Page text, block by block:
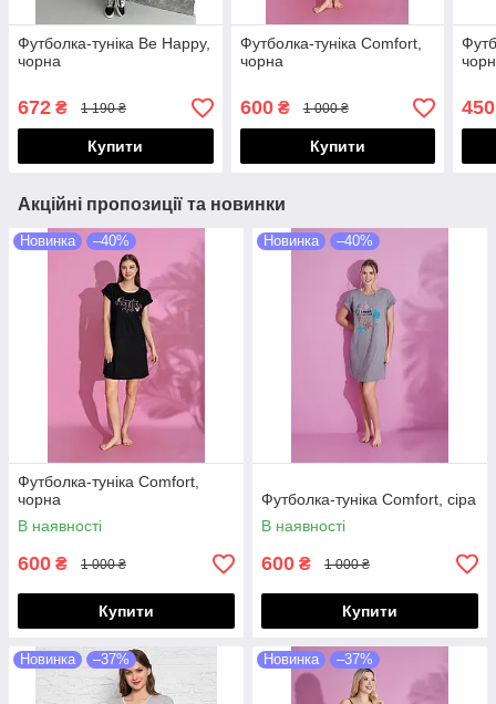
Футболка-туніка Be Happy,
чорна
672 ₴ 1 190 ₴
Купити
Футболка-туніка Comfort,
чорна
600₴ 1 000 ₴
Купити
450
Акційні пропозиції та новинки
Новинка –40%
Футболка-туніка Comfort,
чорна
В наявності
600 ₴ 1 000 ₴
Купити
Новинка –40%
Футболка-туніка Comfort, сіра
В наявності
600 ₴ 1 000 ₴
Купити
Новинка –37% Новинка –37%